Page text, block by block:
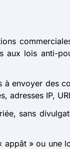
aux lois anti-
envoyer des
adresses IP,
sans
» ou une